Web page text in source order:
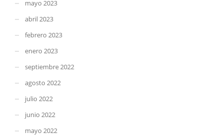
mayo 2023
abril 2023
febrero 2023
enero 2023
septiembre 2022
agosto 2022
julio 2022
junio 2022
mayo 2022